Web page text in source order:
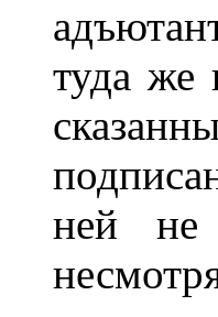
туда же
ней не